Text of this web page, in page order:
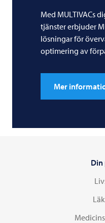
Med MULTIVACs
tjänster erbjuder
lösningar för
optimering av
Mer